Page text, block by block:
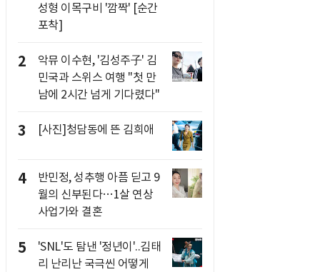
성형 이목구비 '깜짝' [순간
포착]
2
악뮤 이수현, '김성주子' 김
민국과 스위스 여행 "첫 만
남에 2시간 넘게 기다렸다"
3 [사진]청담동에 뜬 김희애
4
반민정, 성추행 아픔 딛고 9
월의 신부된다…1살 연상
사업가와 결혼
5
'SNL'도 탐낸 '정년이'..김태
리 난리난 국극씬 어떻게